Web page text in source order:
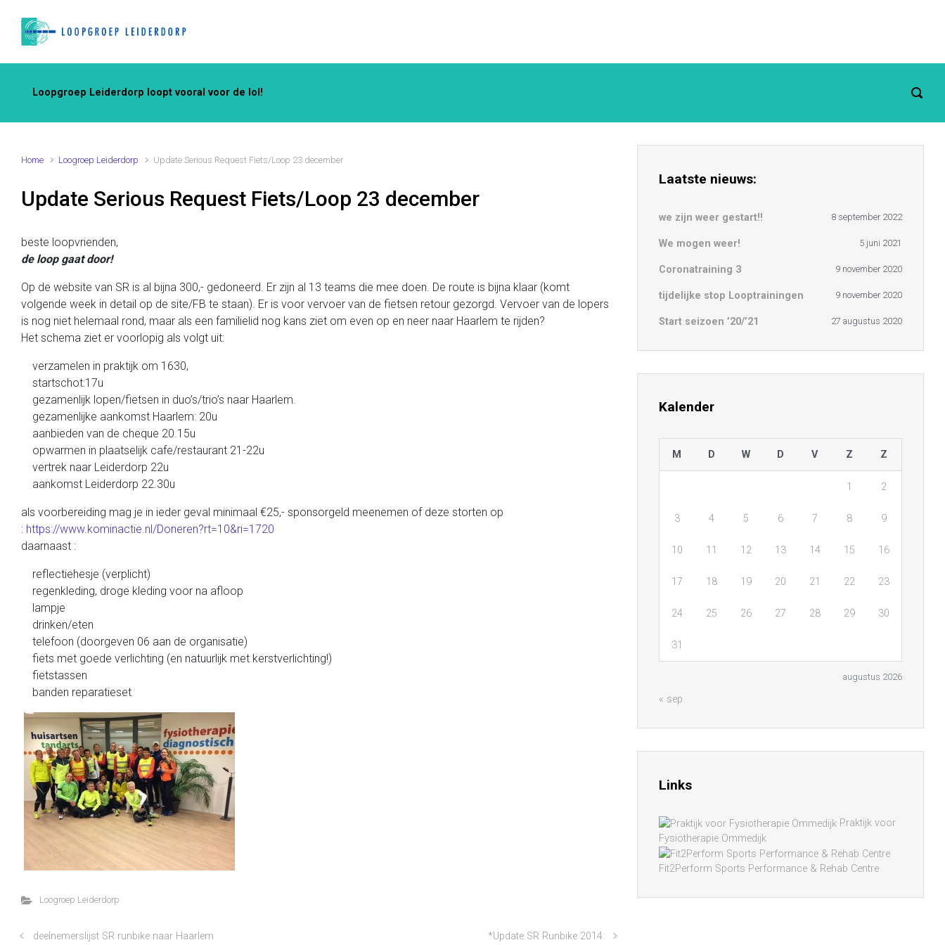
Spring naar de hoofdinhoud
Loopgroep Leiderdorp loopt vooral voor de lol!
Home Loogroep Leiderdorp Update Serious Request Fiets/Loop 23 december
Update Serious Request Fiets/Loop 23 december
beste loopvrienden,
de loop gaat door!
Op de website van SR is al bijna 300,- gedoneerd. Er zijn al 13 teams die mee doen. De route is bijna klaar (komt
volgende week in detail op de site/FB te staan). Er is voor vervoer van de fietsen retour gezorgd. Vervoer van de lopers
is nog niet helemaal rond, maar als een familielid nog kans ziet om even op en neer naar Haarlem te rijden?
Het schema ziet er voorlopig als volgt uit:
verzamelen in praktijk om 1630,
startschot:17u
gezamenlijk lopen/fietsen in duo’s/trio’s naar Haarlem.
gezamenlijke aankomst Haarlem: 20u
aanbieden van de cheque 20.15u
opwarmen in plaatselijk cafe/restaurant 21-22u
vertrek naar Leiderdorp 22u
aankomst Leiderdorp 22.30u
als voorbereiding mag je in ieder geval minimaal €25,- sponsorgeld meenemen of deze storten op
: https://www.kominactie.nl/Doneren?rt=10&ri=1720
daarnaast :
reflectiehesje (verplicht)
regenkleding, droge kleding voor na afloop
lampje
drinken/eten
telefoon (doorgeven 06 aan de organisatie)
fiets met goede verlichting (en natuurlijk met kerstverlichting!)
fietstassen
banden reparatieset
Loogroep Leiderdorp
deelnemerslijst SR runbike naar Haarlem *Update SR Runbike 2014:
Laatste nieuws:
we zijn weer gestart!! 8 september 2022
We mogen weer! 5 juni 2021
Coronatraining 3 9 november 2020
tijdelijke stop Looptrainingen 9 november 2020
Start seizoen ’20/’21 27 augustus 2020
Kalender
augustus 2026
M D W D V Z Z
1 2
3 4 5 6 7 8 9
10 11 12 13 14 15 16
17 18 19 20 21 22 23
24 25 26 27 28 29 30
31
« sep
Links
Praktijk voor
Fysiotherapie Ommedijk
Fit2Perform Sports Performance & Rehab Centre